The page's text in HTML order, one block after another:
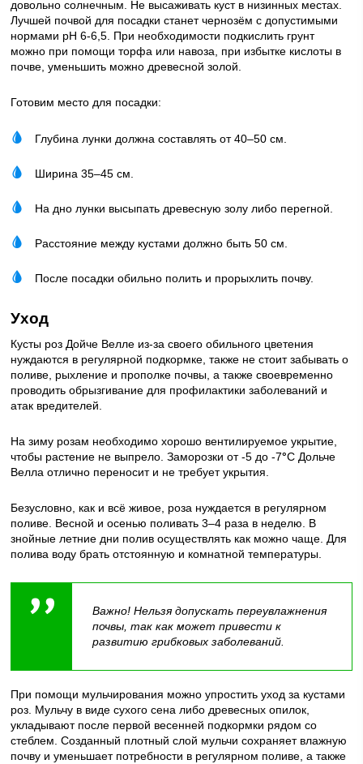
довольно солнечным. Не высаживать куст в низинных местах.
Лучшей почвой для посадки станет чернозём с допустимыми
нормами рН 6-6,5. При необходимости подкислить грунт
можно при помощи торфа или навоза, при избытке кислоты в
почве, уменьшить можно древесной золой.
Готовим место для посадки:
Глубина лунки должна составлять от 40–50 см.
Ширина 35–45 см.
На дно лунки высыпать древесную золу либо перегной.
Расстояние между кустами должно быть 50 см.
После посадки обильно полить и прорыхлить почву.
Уход
Кусты роз Дойче Велле из-за своего обильного цветения
нуждаются в регулярной подкормке, также не стоит забывать о
поливе, рыхление и прополке почвы, а также своевременно
проводить обрызгивание для профилактики заболеваний и
атак вредителей.
На зиму розам необходимо хорошо вентилируемое укрытие,
чтобы растение не выпрело. Заморозки от -5 до -7°С Дольче
Велла отлично переносит и не требует укрытия.
Безусловно, как и всё живое, роза нуждается в регулярном
поливе. Весной и осенью поливать 3–4 раза в неделю. В
знойные летние дни полив осуществлять как можно чаще. Для
полива воду брать отстоянную и комнатной температуры.
Важно! Нельзя допускать переувлажнения
почвы, так как может привести к
развитию грибковых заболеваний.
При помощи мульчирования можно упростить уход за кустами
роз. Мульчу в виде сухого сена либо древесных опилок,
укладывают после первой весенней подкормки рядом со
стеблем. Созданный плотный слой мульчи сохраняет влажную
почву и уменьшает потребности в регулярном поливе, а также